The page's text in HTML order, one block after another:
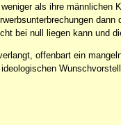
als ihre männlichen
bei null liegen kann und
offenbart ein